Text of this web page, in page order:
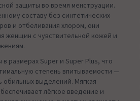
защиты во время менструации.
составу без синтетических
и отбеливания хлором, они
женщин с чувствительной кожей и
размерах Super и Super Plus, что
степень впитываемости —
обильных выделений. Мягкая
лёгкое введение и